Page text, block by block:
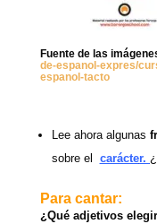
Fuente de las
de-espanol-expres/
espanol-tacto
Lee ahora algunas
sobre el carácter.
Para cantar:
¿Qué adjetivos